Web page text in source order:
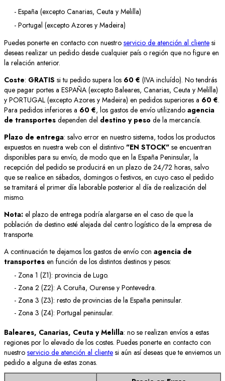
- España (excepto Canarias, Ceuta y Melilla)
- Portugal (excepto Azores y Madeira)
Puedes ponerte en contacto con nuestro servicio de atención al cliente si
deseas realizar un pedido desde cualquier país o región que no figure en
la relación anterior.
Coste: GRATIS si tu pedido supera los 60 € (IVA incluído). No tendrás
que pagar portes a ESPAÑA (excepto Baleares, Canarias, Ceuta y Melilla)
y PORTUGAL (excepto Azores y Madeira) en pedidos superiores a 60 €.
Para pedidos inferiores a 60 €, los gastos de envío utilizando agencia
de transportes dependen del destino y peso de la mercancía.
Plazo de entrega: salvo error en nuestro sistema, todos los productos
expuestos en nuestra web con el distintivo "EN STOCK" se encuentran
disponibles para su envío, de modo que en la España Peninsular, la
recepción del pedido se producirá en un plazo de 24/72 horas, salvo
que se realice en sábados, domingos o festivos, en cuyo caso el pedido
se tramitará el primer día laborable posterior al día de realización del
mismo.
Nota: el plazo de entrega podría alargarse en el caso de que la
población de destino esté alejada del centro logístico de la empresa de
transporte.
A continuación te dejamos los gastos de envío con agencia de
transportes en función de los distintos destinos y pesos:
- Zona 1 (Z1): provincia de Lugo.
- Zona 2 (Z2): A Coruña, Ourense y Pontevedra.
- Zona 3 (Z3): resto de provincias de la España peninsular.
- Zona 3 (Z4): Portugal peninsular.
Baleares, Canarias, Ceuta y Melilla: no se realizan envíos a estas
regiones por lo elevado de los costes. Puedes ponerte en contacto con
nuestro servicio de atención al cliente si aún así deseas que te enviemos un
pedido a alguna de estas zonas.